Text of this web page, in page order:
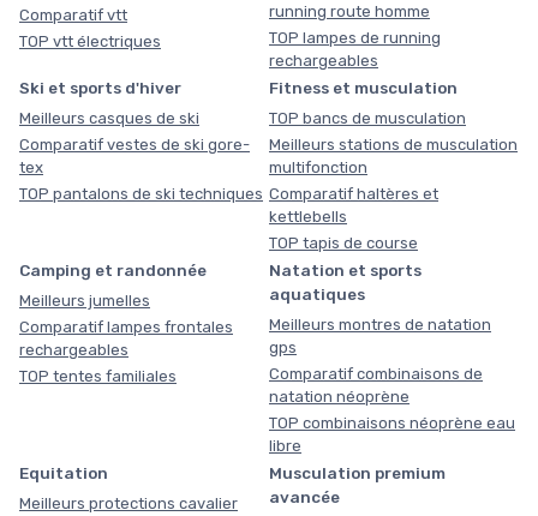
Comparatif vtt
TOP vtt électriques
running route homme
TOP lampes de running
rechargeables
Ski et sports d'hiver
Meilleurs casques de ski
Comparatif vestes de ski gore-
tex
TOP pantalons de ski techniques
Fitness et musculation
TOP bancs de musculation
Meilleurs stations de musculation
multifonction
Comparatif haltères et
kettlebells
TOP tapis de course
Camping et randonnée
Meilleurs jumelles
Comparatif lampes frontales
rechargeables
TOP tentes familiales
Natation et sports
aquatiques
Meilleurs montres de natation
gps
Comparatif combinaisons de
natation néoprène
TOP combinaisons néoprène eau
libre
Equitation
Meilleurs protections cavalier
Musculation premium
avancée